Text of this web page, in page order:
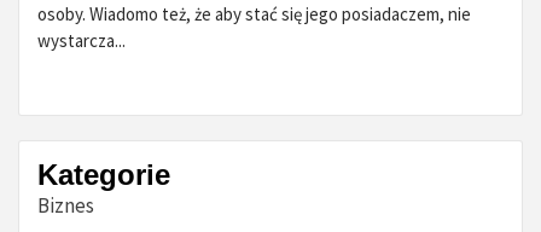
osoby. Wiadomo też, że aby stać się jego posiadaczem, nie
wystarcza...
Kategorie
Biznes